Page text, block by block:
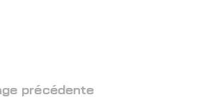
précédente